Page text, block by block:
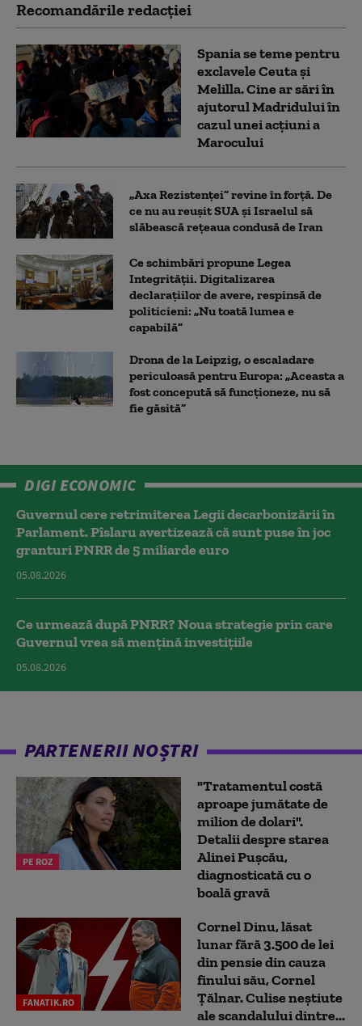
Recomandările redacţiei
Spania se teme pentru
exclavele Ceuta și
Melilla. Cine ar sări în
ajutorul Madridului în
cazul unei acțiuni a
Marocului
„Axa Rezistenței” revine în forță. De
ce nu au reușit SUA și Israelul să
slăbească rețeaua condusă de Iran
Ce schimbări propune Legea
Integrității. Digitalizarea
declarațiilor de avere, respinsă de
politicieni: „Nu toată lumea e
capabilă”
Drona de la Leipzig, o escaladare
periculoasă pentru Europa: „Aceasta a
fost concepută să funcționeze, nu să
fie găsită”
DIGI ECONOMIC
Guvernul cere retrimiterea Legii decarbonizării în
Parlament. Pîslaru avertizează că sunt puse în joc
granturi PNRR de 5 miliarde euro
05.08.2026
Ce urmează după PNRR? Noua strategie prin care
Guvernul vrea să mențină investițiile
05.08.2026
PARTENERII NOȘTRI
PE ROZ
"Tratamentul costă
aproape jumătate de
milion de dolari".
Detalii despre starea
Alinei Pușcău,
diagnosticată cu o
boală gravă
FANATIK.RO
Cornel Dinu, lăsat
lunar fără 3.500 de lei
din pensie din cauza
finului său, Cornel
Țălnar. Culise neștiute
ale scandalului dintre...